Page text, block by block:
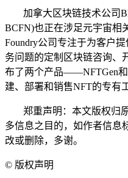
加拿大区块链技术公司
BCFN)也正在涉足元宇宙相
Foundry公司专注于为客户
务问题的定制区块链咨询、
布了两个产品——NFTGen和
建、部署和销售NFT的专有
郑重声明：本文版权归
多信息之目的，如作者信息
改或删除，多谢。
© 版权声明